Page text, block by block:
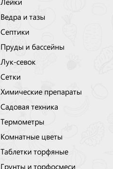
Лейки
Ведра и тазы
Септики
Пруды и бассейны
Лук-севок
Сетки
Химические препараты
Садовая техника
Термометры
Комнатные цветы
Таблетки торфяные
Грунты и торфосмеси